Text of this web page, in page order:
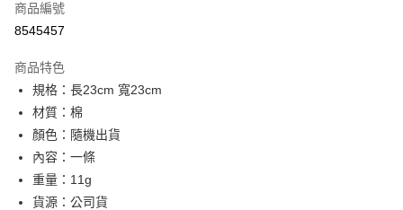
信用卡分期付款
LINE Pay
Apple Pay
街口支付
悠遊付
商品編號
8545457
商品特色
規格：長23cm 寬23cm
材質：棉
顏色：隨機出貨
內容：一條
重量：11g
貨源：公司貨